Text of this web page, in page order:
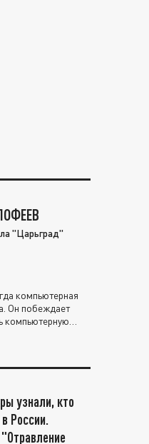
"Царьград"
компьютерная
Он побеждает
компьютерную
узнали, кто
России.